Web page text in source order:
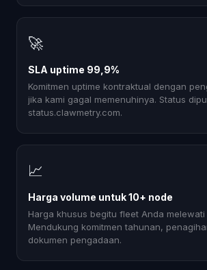
🚀
SLA uptime 99,9%
Komitmen uptime kontraktual dengan
jika kami gagal memenuhinya. Status
status.clawmetry.com.
📈
Harga volume untuk 10+ node
Harga khusus begitu fleet Anda
Mendukung komitmen tahunan,
dokumen pengadaan.